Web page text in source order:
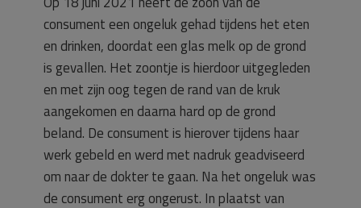
consument een ongeluk gehad tijdens het eten
en drinken, doordat een glas melk op de grond
is gevallen. Het zoontje is hierdoor uitgegleden
en met zijn oog tegen de rand van de kruk
aangekomen en daarna hard op de grond
beland. De consument is hierover tijdens haar
werk gebeld en werd met nadruk geadviseerd
om naar de dokter te gaan. Na het ongeluk was
de consument erg ongerust. In plaatst van